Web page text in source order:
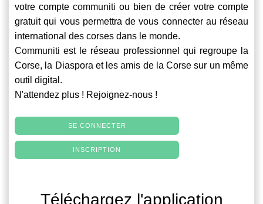
votre compte communiti ou bien de créer votre compte
gratuit qui vous permettra de vous connecter au réseau
international des corses dans le monde.
Communiti est le réseau professionnel qui regroupe la
Corse, la Diaspora et les amis de la Corse sur un même
outil digital.
N'attendez plus ! Rejoignez-nous !
SE CONNECTER
INSCRIPTION
Téléchargez l'application